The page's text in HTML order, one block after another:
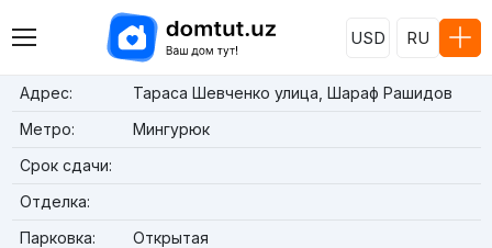
USD RU
Адрес:
Тараса Шевченко улица, Шараф Рашидов
Метро:
Мингурюк
Срок сдачи:
Отделка:
Парковка:
Открытая